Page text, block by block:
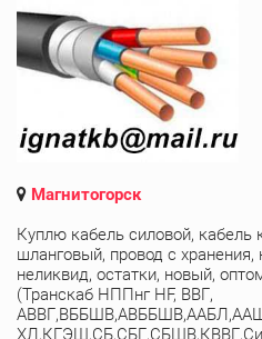
Магнитогорск
Куплю кабель силовой, кабель
шланговый, провод с хранения,
неликвид, остатки, новый,
(Транскаб НППнг HF, ВВГ,